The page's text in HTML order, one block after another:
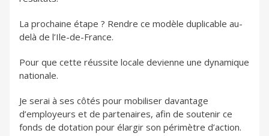
La prochaine étape ? Rendre ce modèle duplicable au-
delà de l’Ile-de-France.
Pour que cette réussite locale devienne une dynamique
nationale.
Je serai à ses côtés pour mobiliser davantage
d’employeurs et de partenaires, afin de soutenir ce
fonds de dotation pour élargir son périmètre d’action.